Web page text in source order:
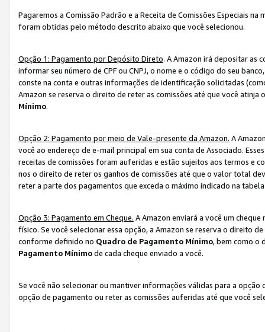
Pagaremos a Comissão Padrão e a Receita de Comissões Especiais
foram obtidas pelo método descrito abaixo que você selecionou.
Opção 1: Pagamento por Depósito Direto. A Amazon irá depositar as
informar seu número de CPF ou CNPJ, o nome e o código do seu
conste na conta e outras informações de identificação solicitadas
Amazon se reserva o direito de reter as comissões até que você
Mínimo.
Opção 2: Pagamento por meio de Vale-presente da Amazon. A
você ao endereço de e-mail principal em sua conta de Associado.
receitas de comissões foram auferidas e estão sujeitos aos termos e
nos o direito de reter os ganhos de comissões até que o valor total
reter a parte dos pagamentos que exceda o máximo indicado na
Opção 3: Pagamento em Cheque. A Amazon enviará a você um
físico. Se você selecionar essa opção, a Amazon se reserva o direito
conforme definido no Quadro de Pagamento Mínimo, bem como o
Pagamento Mínimode cada cheque enviado a você.
Se você não selecionar ou mantiver informações válidas para a
opção de pagamento ou reter as comissões auferidas até que você